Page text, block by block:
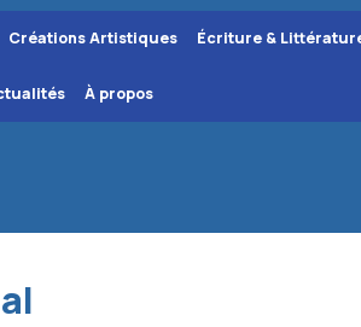
Créations Artistiques Écriture &
À propos